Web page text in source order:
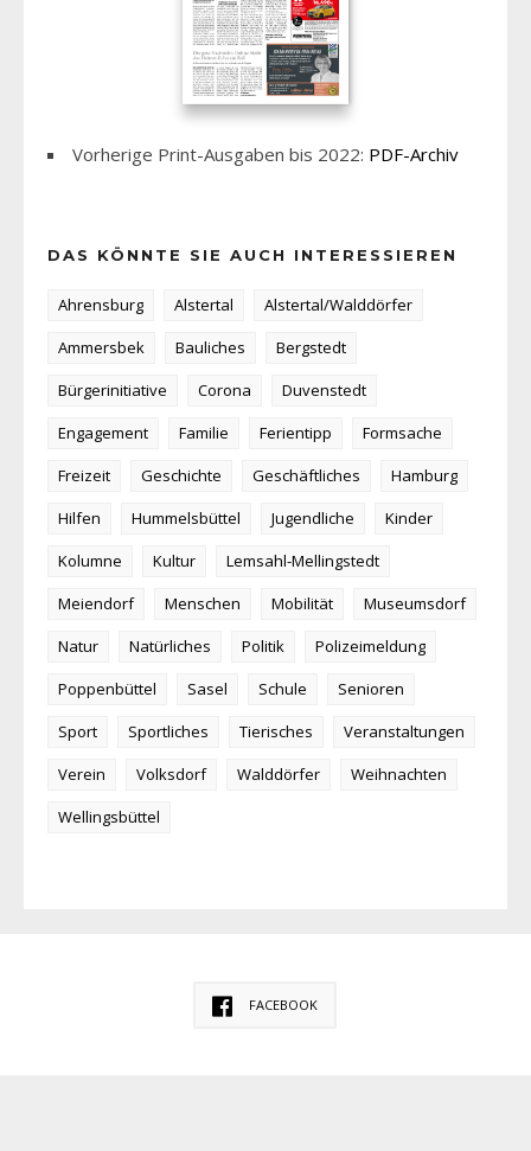
Vorherige Print-Ausgaben bis 2022: PDF-Archiv
DAS KÖNNTE SIE AUCH INTERESSIEREN
Ahrensburg Alstertal
Alstertal/Walddörfer
Ammersbek
Bauliches
Bergstedt
Bürgerinitiative
Corona
Duvenstedt
Engagement
Familie Ferientipp
Formsache
Freizeit
Geschichte Geschäftliches
Hamburg
Hilfen
Hummelsbüttel Jugendliche
Kinder
Kolumne
Kultur
Lemsahl-Mellingstedt
Meiendorf
Menschen Mobilität
Museumsdorf
Natur
Natürliches Politik
Polizeimeldung
Poppenbüttel
Sasel Schule
Senioren
Sport
Sportliches Tierisches
Veranstaltungen
Verein
Volksdorf Walddörfer
Weihnachten
Wellingsbüttel
FACEBOOK